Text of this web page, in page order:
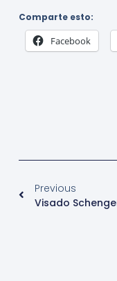
Comparte esto:
Facebook
Previous